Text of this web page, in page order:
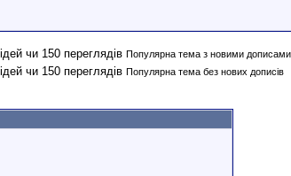
Популярна тема з новими дописами
Популярна тема без нових дописів